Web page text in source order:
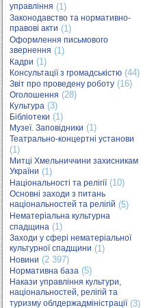
управління (1)
Законодавство та нормативно-
правові акти (1)
Оформлення письмового
звернення (1)
Кадри (1)
Консультації з громадськістю (44)
Звіт про проведену роботу (16)
Оголошення (28)
Культура (3)
Бібліотеки (1)
Музеї. Заповідники (1)
Театрально-концертні установи
(1)
Митці Хмельниччини захисникам
України (1)
Національності та релігії(10)
Основні заходи з питань
національностей та релігій (5)
Нематеріальна культурна
спадщина (1)
Заходи у сфері нематеріальної
культурної спадщини (1)
Новини (2 397)
Нормативна база (5)
Накази управління культури,
національностей, релігій та
туризму облдержадміністрації(3)